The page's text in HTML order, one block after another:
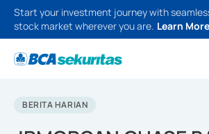
Start your investment journey with
stock market wherever you are. Learn More
BERITA HARIAN